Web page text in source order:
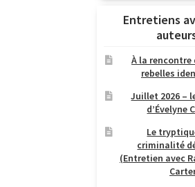
Entretiens
À la rencontre
rebelles
Juillet 2026 –
d’Évelyne
Le
criminalité
(Entretien avec